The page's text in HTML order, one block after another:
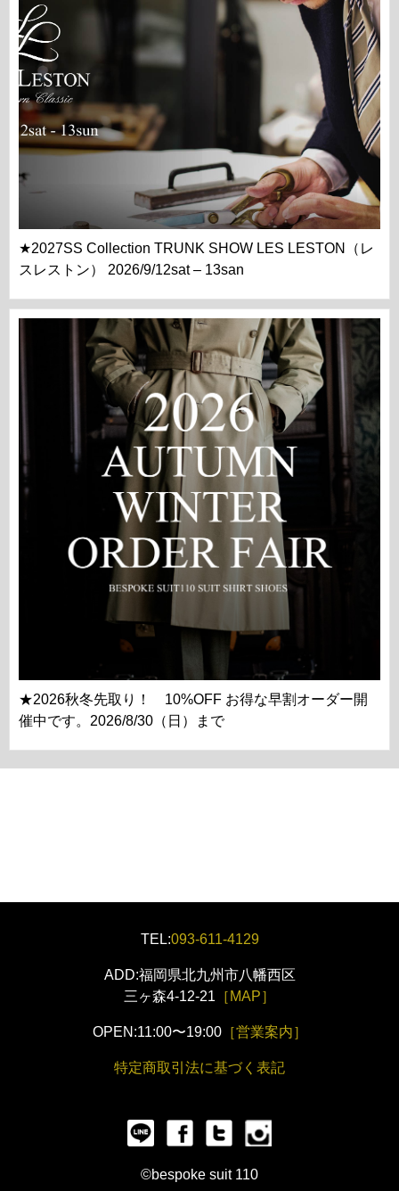
★2027SS Collection TRUNK SHOW LES LESTON（レ
スレストン） 2026/9/12sat – 13san
★2026秋冬先取り！ 10%OFF お得な早割オーダー開
催中です。2026/8/30（日）まで
TEL:093-611-4129
ADD:福岡県北九州市八幡西区
三ヶ森4-12-21 ［MAP］
OPEN:11:00〜19:00［営業案内］
特定商取引法に基づく表記
©bespoke suit 110